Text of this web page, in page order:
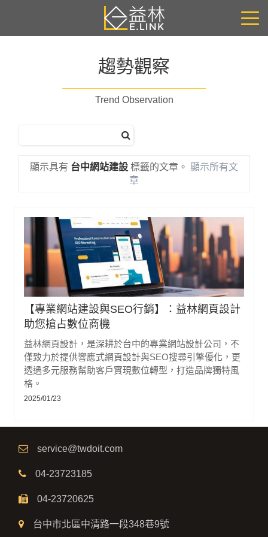
趨勢觀察
Trend Observation
顯示具有 台中網站建設 標籤的文章。 顯示所有文
章
【專業網站建設與SEO行銷】：益林網頁設計
助您搶占數位商機
益林網頁設計，是深耕於台中的專業網站設計公司，不
僅致力於提供響應式網頁設計與SEO搜尋引擎優化，更
透過多元服務幫助客戶實現數位轉型，打造品牌獨特風
格。
2025/01/23
service@twdoit.com
04-23723185
04-23720625
台中市北區中清路一段348巷9號